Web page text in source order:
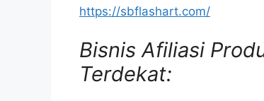
https://sbflashart.com/
Bisnis Afiliasi
Terdekat: